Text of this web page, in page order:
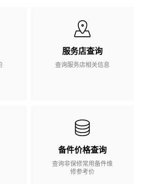
服务店查询
查询服务店相关信息
备件价格查询
查询非保修常用备件维
修参考价